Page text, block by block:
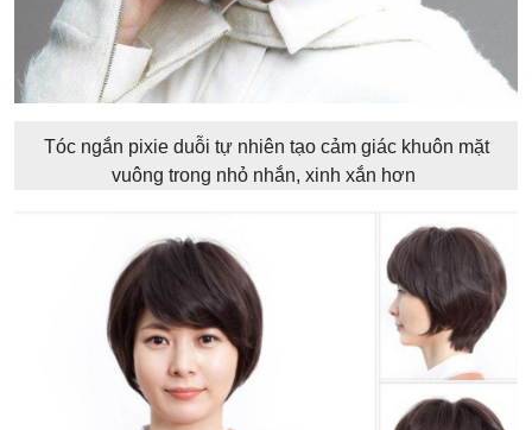
Tóc ngắn pixie duỗi tự nhiên tạo cảm giác khuôn mặt
vuông trong nhỏ nhắn, xinh xắn hơn